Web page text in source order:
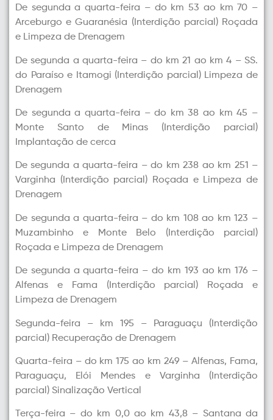
De segunda a quarta-feira – do km 53 ao km 70 –
Arceburgo e Guaranésia (Interdição parcial) Roçada
e Limpeza de Drenagem
De segunda a quarta-feira – do km 21 ao km 4 – SS.
do Paraíso e Itamogi (Interdição parcial) Limpeza de
Drenagem
De segunda a quarta-feira – do km 38 ao km 45 –
Monte Santo de Minas (Interdição parcial)
Implantação de cerca
De segunda a quarta-feira – do km 238 ao km 251 –
Varginha (Interdição parcial) Roçada e Limpeza de
Drenagem
De segunda a quarta-feira – do km 108 ao km 123 –
Muzambinho e Monte Belo (Interdição parcial)
Roçada e Limpeza de Drenagem
De segunda a quarta-feira – do km 193 ao km 176 –
Alfenas e Fama (Interdição parcial) Roçada e
Limpeza de Drenagem
Segunda-feira – km 195 – Paraguaçu (Interdição
parcial) Recuperação de Drenagem
Quarta-feira – do km 175 ao km 249 – Alfenas, Fama,
Paraguaçu, Elói Mendes e Varginha (Interdição
parcial) Sinalização Vertical
Terça-feira – do km 0,0 ao km 43,8 – Santana da